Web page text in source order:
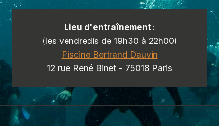
Lieu d'entraînement :
(les vendredis de 19h30 à 22h00)
Piscine Bertrand Dauvin
12 rue René Binet - 75018 Paris